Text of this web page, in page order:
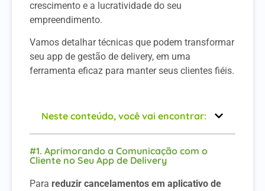
crescimento e a lucratividade do seu
empreendimento.
Vamos detalhar técnicas que podem transformar
seu app de gestão de delivery, em uma
ferramenta eficaz para manter seus clientes fiéis.
Neste conteúdo, você vai encontrar:
#1. Aprimorando a Comunicação com o
Cliente no Seu App de Delivery
Para reduzir cancelamentos em aplicativo de